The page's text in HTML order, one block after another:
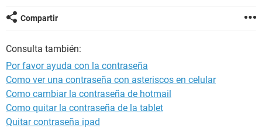
Compartir
Consulta también:
Por favor ayuda con la contraseña
Como ver una contraseña con asteriscos en celular
Como cambiar la contraseña de hotmail
Como quitar la contraseña de la tablet
Quitar contraseña ipad